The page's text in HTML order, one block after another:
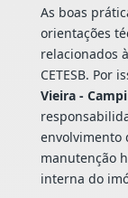
As boas
orientações
relacionados
CETESB. Por
Vieira -
envolvimento
manutenção
interna do